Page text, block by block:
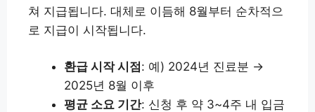
쳐 지급됩니다. 대체로 이듬해 8월부터 순차적으
로 지급이 시작됩니다.
환급 시작 시점: 예) 2024년 진료분 →
2025년 8월 이후
평균 소요 기간: 신청 후 약 3~4주 내 입금